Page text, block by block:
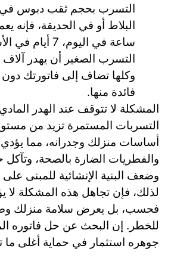
التسرب بحجم ثقب دبوس
ساعة في اليوم،
التسرب الصغير أن يهدر آلاف
وكلها تضاف إلى فاتورتك
فائدة منها.
المشكلة لا تتوقف عند الهدر
التسربات المستمرة تزيد من
أساسات منزلك وجدرانه، مما
والفطريات الضارة بالصحة، وتآكل
وضعف البنية الإنشائية للمبنى
لذلك، فإن تجاهل هذه المشكلة لا
فحسب، بل يعرض سلامة منزلك
للخطر. إن البحث عن حل فاتوره
جوهره استثمار في حماية أغلى ما